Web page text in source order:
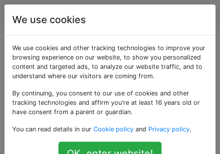
Apple
Als «leopard»
getaggte Fragen
Mac OS X 10.5 Leopard, die sechste Version von Mac
OS X.
4
Wie ermittle ich den
ursprünglichen Speicherort der
We use cookies
We use cookies and other tracking technologies to improve your
browsing experience on our website, to show you personalized
content and targeted ads, to analyze our website traffic, and to
understand where our visitors are coming from.
By continuing, you consent to our use of cookies and other
tracking technologies and affirm you're at least 16 years old or
have consent from a parent or guardian.
You can read details in our Cookie policy and Privacy policy.